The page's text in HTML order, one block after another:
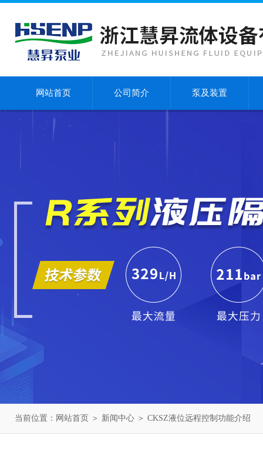
网站首页 公司简介 泵及装置
当前位置： 网站首页 ＞ 新闻中心 ＞ CKSZ液位远程控制功能介绍